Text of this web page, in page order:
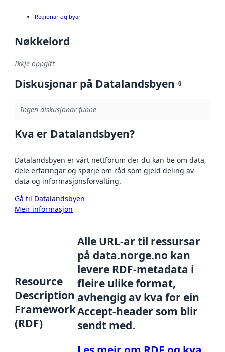
Regionar og byar
Nøkkelord
Ikkje oppgitt
Diskusjonar på Datalandsbyen 0
Ingen diskusjonar funne
Kva er Datalandsbyen?
Datalandsbyen er vårt nettforum der du kan be om data,
dele erfaringar og spørje om råd som gjeld deling av
data og informasjonsforvalting.
Gå til Datalandsbyen
Meir informasjon
Resource
Description
Framework
(RDF)
Alle URL-ar til ressursar
på data.norge.no kan
levere RDF-metadata i
fleire ulike format,
avhengig av kva for ein
Accept-header som blir
sendt med.